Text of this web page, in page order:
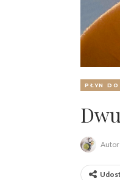
Autor